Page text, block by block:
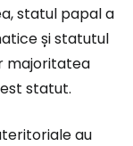
statul papal a
și statutul
majoritatea
statut.
au